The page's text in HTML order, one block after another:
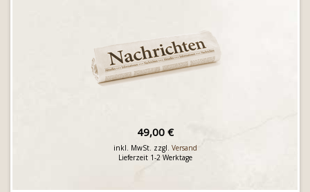
49,00 €
inkl. MwSt. zzgl. Versand
Lieferzeit 1-2 Werktage